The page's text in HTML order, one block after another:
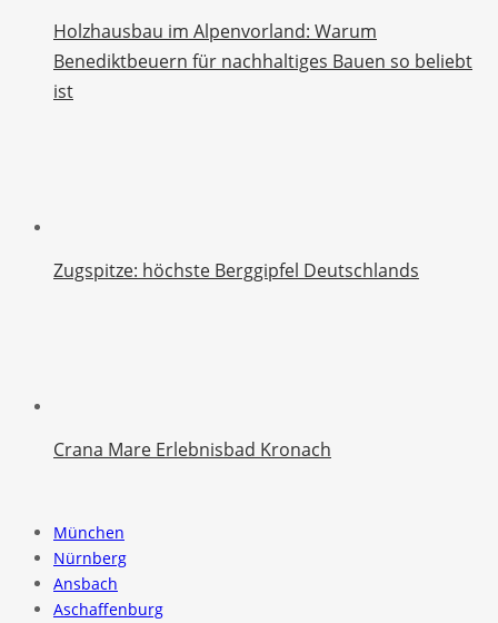
Holzhausbau im Alpenvorland: Warum
Benediktbeuern für nachhaltiges Bauen so beliebt
ist
Zugspitze: höchste Berggipfel Deutschlands
Crana Mare Erlebnisbad Kronach
München
Nürnberg
Ansbach
Aschaffenburg